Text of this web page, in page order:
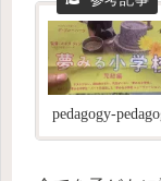
pedagogy-